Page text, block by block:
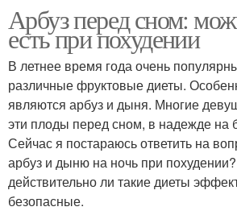
Арбуз перед сном:
есть при похудении
В летнее время года очень
различные фруктовые диеты.
являются арбуз и дыня. Многие
эти плоды перед сном, в надежде на
Сейчас я постараюсь ответить на
арбуз и дыню на ночь при
действительно ли такие диеты
безопасные.